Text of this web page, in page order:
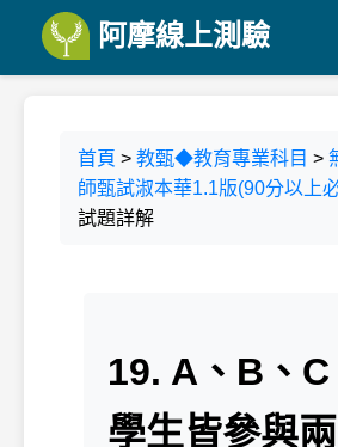
阿摩線上測驗
首頁 > 教甄◆教育專業科目 >
師甄試淑本華1.1版(90分以上
試題詳解
19. A、B、
學生皆參與